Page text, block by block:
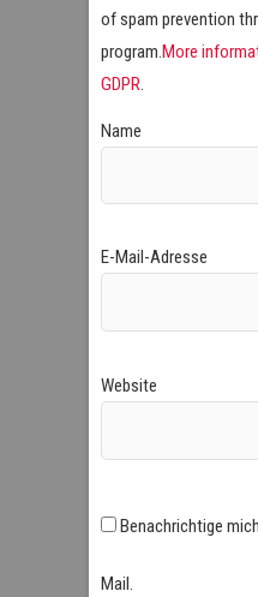
of spam prevention
program.More
GDPR.
Name
E-Mail-Adresse
Website
Benachrichtige
Mail.